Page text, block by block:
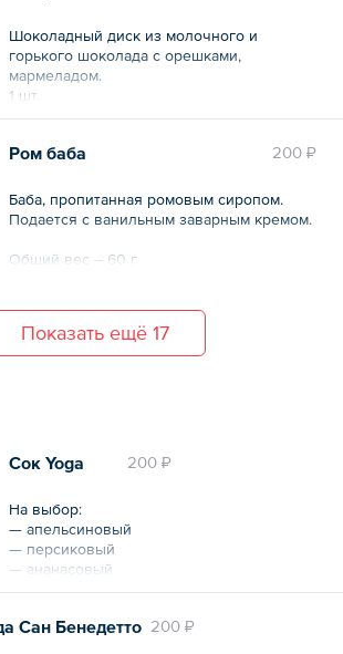
Шоколадный диск из молочного и
горького шоколада с орешками,
мармеладом.
1 шт.
200 ₽
Ром баба
Баба, пропитанная ромовым сиропом.
Подается с ванильным заварным кремом.
Общий вес – 60 г
Показать ещё 17
200 ₽
Сок Yoga
На выбор:
— апельсиновый
— персиковый
— ананасовый
— томатный
200 ₽
Сан Бенедетто